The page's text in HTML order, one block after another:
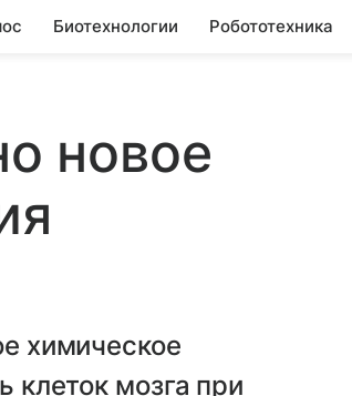
Биотехнологии Робототехника
новое
химическое
клеток мозга при